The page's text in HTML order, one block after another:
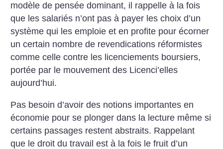
modèle de pensée dominant, il rappelle à la fois
que les salariés n’ont pas à payer les choix d’un
système qui les emploie et en profite pour écorner
un certain nombre de revendications réformistes
comme celle contre les licenciements boursiers,
portée par le mouvement des Licenci’elles
aujourd’hui.
Pas besoin d’avoir des notions importantes en
économie pour se plonger dans la lecture même si
certains passages restent abstraits. Rappelant
que le droit du travail est à la fois le fruit d’un